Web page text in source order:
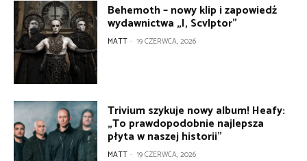
Behemoth – nowy klip i zapowiedź
wydawnictwa „I, Scvlptor”
MATT - 19 CZERWCA, 2026
Trivium szykuje nowy album! Heafy:
„To prawdopodobnie najlepsza
płyta w naszej historii”
MATT - 19 CZERWCA, 2026